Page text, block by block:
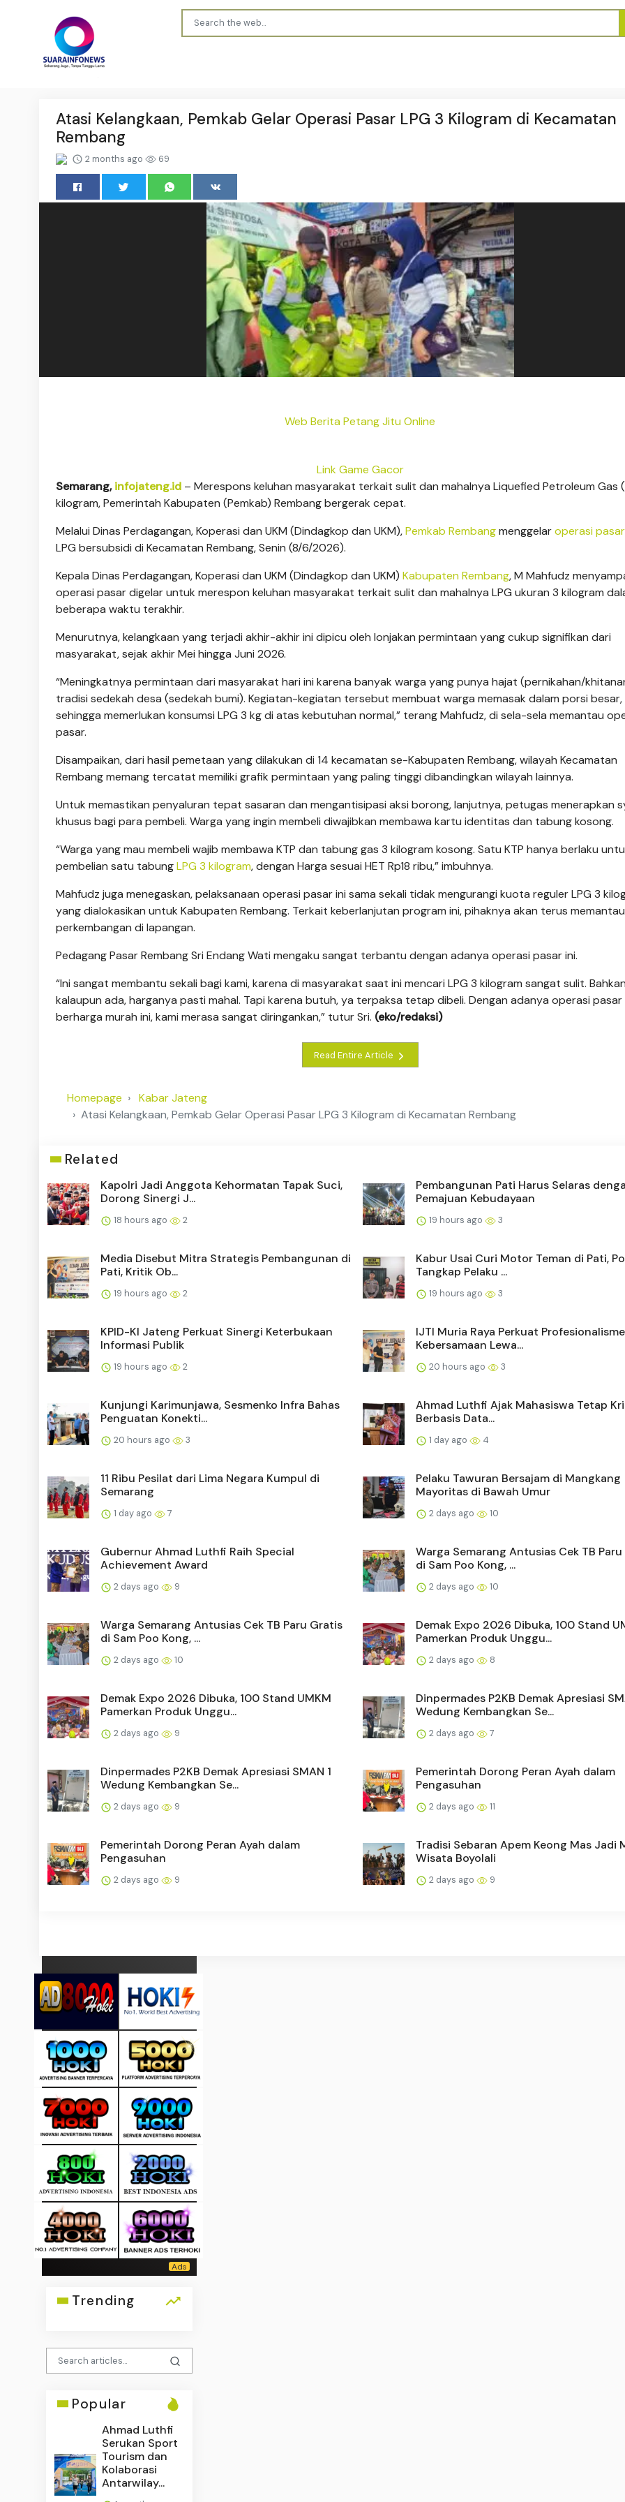
Atasi Kelangkaan, Pemkab Gelar Operasi Pasar LPG 3 Kilogram di Kecamatan
Rembang
2 months ago 69
Web Berita Petang Jitu Online
Link Game Gacor
Semarang,infojateng.id – Merespons keluhan masyarakat terkait sulit dan mahalnya Liquefied Petroleum Gas
kilogram, Pemerintah Kabupaten (Pemkab) Rembang bergerak cepat.
Melalui Dinas Perdagangan, Koperasi dan UKM (Dindagkop dan UKM),Pemkab Rembangmenggelaroperasi pasar
LPG bersubsidi di Kecamatan Rembang, Senin (8/6/2026).
Kepala Dinas Perdagangan, Koperasi dan UKM (Dindagkop dan UKM) Kabupaten Rembang, M Mahfudz
operasi pasar digelar untuk merespon keluhan masyarakat terkait sulit dan mahalnya LPG ukuran 3 kilogram
beberapa waktu terakhir.
Menurutnya, kelangkaan yang terjadi akhir-akhir ini dipicu oleh lonjakan permintaan yang cukup signifikan dari
masyarakat, sejak akhir Mei hingga Juni 2026.
“Meningkatnya permintaan dari masyarakat hari ini karena banyak warga yang punya hajat (pernikahan/
tradisi sedekah desa (sedekah bumi). Kegiatan-kegiatan tersebut membuat warga memasak dalam porsi besar,
sehingga memerlukan konsumsi LPG 3 kg di atas kebutuhan normal,” terang Mahfudz, di sela-sela memantau
pasar.
Disampaikan, dari hasil pemetaan yang dilakukan di 14 kecamatan se-Kabupaten Rembang, wilayah Kecamatan
Rembang memang tercatat memiliki grafik permintaan yang paling tinggi dibandingkan wilayah lainnya.
Untuk memastikan penyaluran tepat sasaran dan mengantisipasi aksi borong, lanjutnya, petugas menerapkan
khusus bagi para pembeli. Warga yang ingin membeli diwajibkan membawa kartu identitas dan tabung kosong.
“Warga yang mau membeli wajib membawa KTP dan tabung gas 3 kilogram kosong. Satu KTP hanya berlaku
pembelian satu tabungLPG 3 kilogram, dengan Harga sesuai HET Rp18 ribu,” imbuhnya.
Mahfudz juga menegaskan, pelaksanaan operasi pasar ini sama sekali tidak mengurangi kuota reguler LPG 3
yang dialokasikan untuk Kabupaten Rembang. Terkait keberlanjutan program ini, pihaknya akan terus memantau
perkembangan di lapangan.
Pedagang Pasar Rembang Sri Endang Wati mengaku sangat terbantu dengan adanya operasi pasar ini.
“Ini sangat membantu sekali bagi kami, karena di masyarakat saat ini mencari LPG 3 kilogram sangat sulit.
kalaupun ada, harganya pasti mahal. Tapi karena butuh, ya terpaksa tetap dibeli. Dengan adanya operasi pasar
berharga murah ini, kami merasa sangat diringankan,” tutur Sri. (eko/redaksi)
Read Entire Article
Homepage
Kabar Jateng
Atasi Kelangkaan, Pemkab Gelar Operasi Pasar LPG 3 Kilogram di Kecamatan Rembang
Related
Kapolri Jadi Anggota Kehormatan Tapak Suci,
Dorong Sinergi J...
18 hours ago 2
Pembangunan Pati Harus Selaras
Pemajuan Kebudayaan
19 hours ago 3
Media Disebut Mitra Strategis Pembangunan di
Pati, Kritik Ob...
19 hours ago 2
Kabur Usai Curi Motor Teman di Pati,
Tangkap Pelaku ...
19 hours ago 3
KPID-KI Jateng Perkuat Sinergi Keterbukaan
Informasi Publik
19 hours ago 2
IJTI Muria Raya Perkuat
Kebersamaan Lewa...
20 hours ago 3
Kunjungi Karimunjawa, Sesmenko Infra Bahas
Penguatan Konekti...
20 hours ago 3
Ahmad Luthfi Ajak Mahasiswa Tetap
Berbasis Data...
1 day ago 4
11 Ribu Pesilat dari Lima Negara Kumpul di
Semarang
1 day ago 7
Pelaku Tawuran Bersajam di Mangkang
Mayoritas di Bawah Umur
2 days ago 10
Gubernur Ahmad Luthfi Raih Special
Achievement Award
2 days ago 9
Warga Semarang Antusias Cek TB
di Sam Poo Kong, ...
2 days ago 10
Warga Semarang Antusias Cek TB Paru Gratis
di Sam Poo Kong, ...
2 days ago 10
Demak Expo 2026 Dibuka, 100 Stand
Pamerkan Produk Unggu...
2 days ago 8
Demak Expo 2026 Dibuka, 100 Stand UMKM
Pamerkan Produk Unggu...
2 days ago 9
Dinpermades P2KB Demak Apresiasi
Wedung Kembangkan Se...
2 days ago 7
Dinpermades P2KB Demak Apresiasi SMAN 1
Wedung Kembangkan Se...
2 days ago 9
Pemerintah Dorong Peran Ayah dalam
Pengasuhan
2 days ago 11
Pemerintah Dorong Peran Ayah dalam
Pengasuhan
2 days ago 9
Tradisi Sebaran Apem Keong Mas Jadi
Wisata Boyolali
2 days ago 9
Trending
Popular
Ahmad Luthfi
Serukan Sport
Tourism dan
Kolaborasi
Antarwilay...